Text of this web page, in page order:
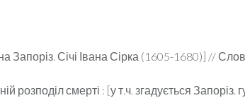
Запоріз. Січі Івана Сірка (1605-1680)] //
смерті : [у т.ч. згадується Запоріз.